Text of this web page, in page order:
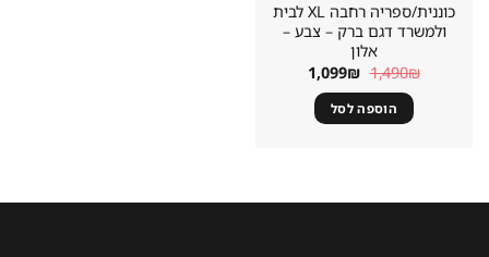
כוננית/ספריה רחבה XL לבית
ולמשרד דגם ברק – צבע –
אלון
1,490₪ המחיר
המקורי
היה:
1,490₪.
1,099₪ המחיר
הוספה לסל